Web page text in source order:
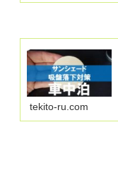
tekito-ru.com